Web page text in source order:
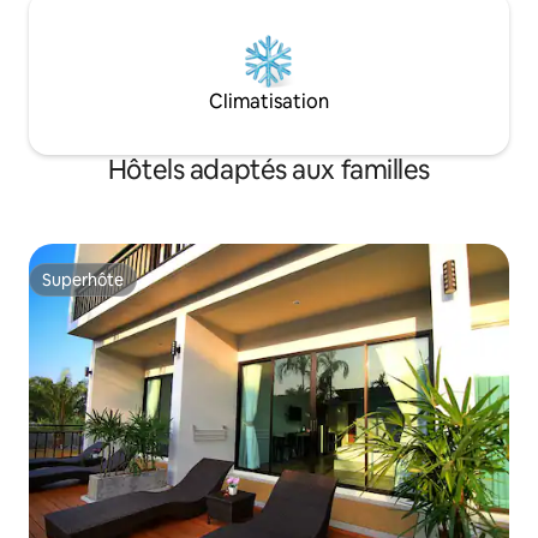
Climatisation
Hôtels adaptés aux familles
Superhôte
Superhôte